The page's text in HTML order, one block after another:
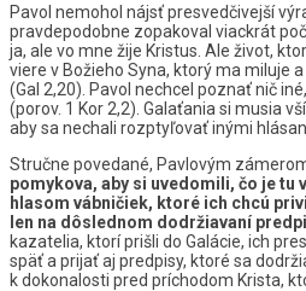
Pavol nemohol nájsť presvedčivejší
pravdepodobne zopakoval viackrát
ja, ale vo mne žije Kristus. Ale život,
viere v Božieho Syna, ktorý ma miluje
(Gal 2,20). Pavol nechcel poznať nič
(porov. 1 Kor 2,2). Galaťania si musia
aby sa nechali rozptyľovať inými
Stručne povedané, Pavlovým
pomykova, aby si uvedomili, čo je tu
hlasom vábničiek, ktoré ich chcú
len na dôslednom dodržiavaní
kazatelia, ktorí prišli do Galácie, ich
späť a prijať aj predpisy, ktoré sa
k dokonalosti pred príchodom Krista,